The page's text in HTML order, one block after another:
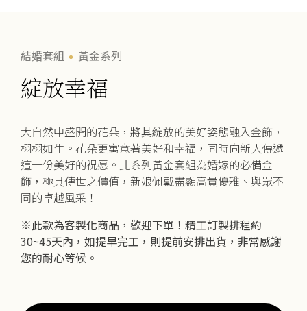
結婚套組 黃金系列
綻放幸福
大自然中盛開的花朵，將其綻放的美好姿態融入金飾，
栩栩如生。花朵更寓意著美好和幸福，同時向新人傳遞
這一份美好的祝愿。此系列黃金套組為婚嫁的必備金
飾，極具傳世之價值，新娘佩戴盡顯高貴優雅、與眾不
同的卓越風采！
※此款為客製化商品，歡迎下單！精工訂製排程約
30~45天內，如提早完工，則提前安排出貨，非常感謝
您的耐心等候。